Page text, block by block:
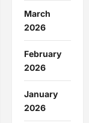
March
2026
February
2026
January
2026